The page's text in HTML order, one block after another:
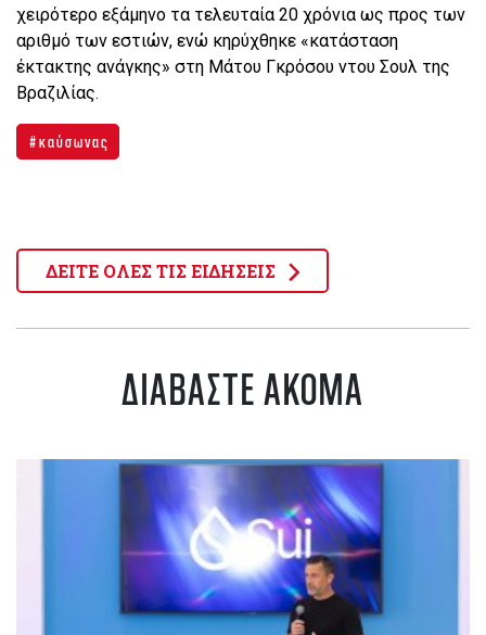
χειρότερο εξάμηνο τα τελευταία 20 χρόνια ως προς των
αριθμό των εστιών, ενώ κηρύχθηκε «κατάσταση
έκτακτης ανάγκης» στη Μάτου Γκρόσου ντου Σουλ της
Βραζιλίας.
καύσωνας
ΔΕΙΤΕ ΟΛΕΣ ΤΙΣ ΕΙΔΗΣΕΙΣ
ΔΙΑΒΑΣΤΕ ΑΚΟΜΑ